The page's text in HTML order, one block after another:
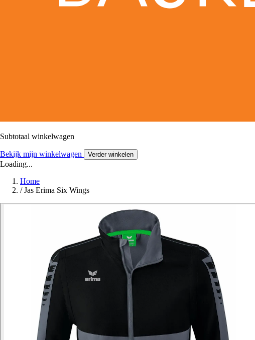
Subtotaal winkelwagen
Bekijk mijn winkelwagen Verder winkelen
Loading...
Home
/ Jas Erima Six Wings